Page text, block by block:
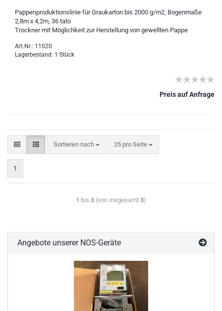
Pappenproduktionslinie für Graukarton bis 2000 g/m2, Bogenmaße
2,8m x 4,2m, 36 tato
Trockner mit Möglichkeit zur Herstellung von gewellten Pappe
Art.Nr.: 11020
Lagerbestand: 1 Stück
Preis auf Anfrage
Sortieren nach 25 pro Seite
1
1 bis 3 (von insgesamt 3)
Angebote unserer NOS-Geräte